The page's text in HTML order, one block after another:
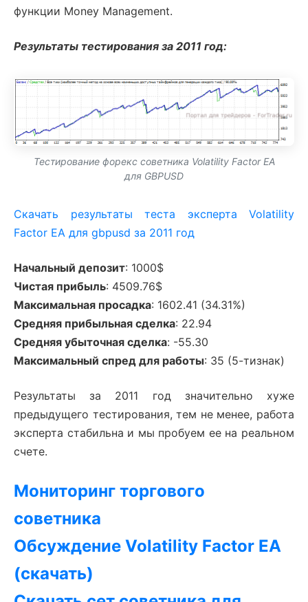
функции Money Management.
Результаты тестирования за 2011 год:
Тестирование форекс советника Volatility Factor EA
для GBPUSD
Скачать результаты теста эксперта Volatility
Factor EA для gbpusd за 2011 год
Начальный депозит: 1000$
Чистая прибыль: 4509.76$
Максимальная просадка: 1602.41 (34.31%)
Средняя прибыльная сделка: 22.94
Средняя убыточная сделка: -55.30
Максимальный спред для работы: 35 (5-тизнак)
Результаты за 2011 год значительно хуже
предыдущего тестирования, тем не менее, работа
эксперта стабильна и мы пробуем ее на реальном
счете.
Мониторинг торгового
советника
Обсуждение Volatility Factor EA
(скачать)